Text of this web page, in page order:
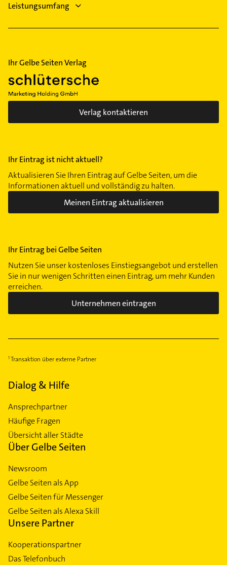
Leistungsumfang
Ihr Gelbe Seiten Verlag
Verlag kontaktieren
Ihr Eintrag ist nicht aktuell?
Aktualisieren Sie Ihren Eintrag auf Gelbe Seiten, um die
Informationen aktuell und vollständig zu halten.
Meinen Eintrag aktualisieren
Ihr Eintrag bei Gelbe Seiten
Nutzen Sie unser kostenloses Einstiegsangebot und erstellen
Sie in nur wenigen Schritten einen Eintrag, um mehr Kunden
erreichen.
Unternehmen eintragen
Transaktion über externe Partner
Dialog & Hilfe
Ansprechpartner
Häufige Fragen
Übersicht aller Städte
Über Gelbe Seiten
Newsroom
Gelbe Seiten als App
Gelbe Seiten für Messenger
Gelbe Seiten als Alexa Skill
Unsere Partner
Kooperationspartner
Das Telefonbuch